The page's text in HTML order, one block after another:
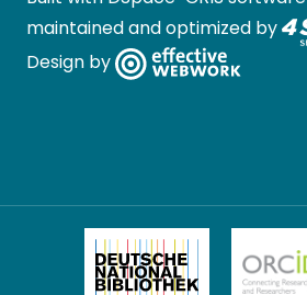
maintained and optimized by
Design by